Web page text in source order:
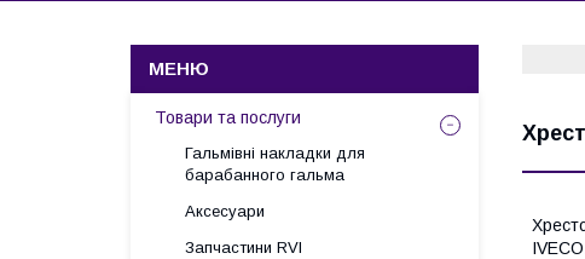
Товари та послуги
Гальмівні накладки для
барабанного гальма
Аксесуари
Запчастини RVI